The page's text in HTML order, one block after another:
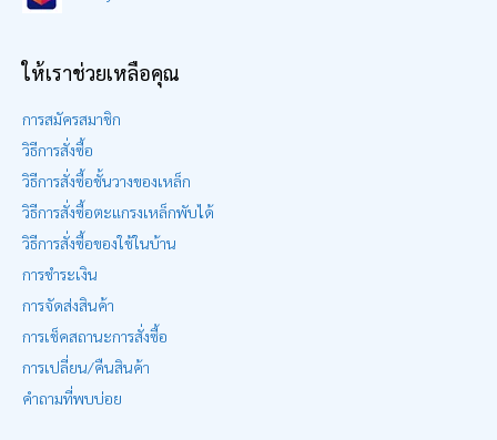
ให้เราช่วยเหลือคุณ
การสมัครสมาชิก
วิธีการสั่งซื้อ
วิธีการสั่งซื้อชั้นวางของเหล็ก
วิธีการสั่งซื้อตะแกรงเหล็กพับได้
วิธีการสั่งซื้อของใช้ในบ้าน
การชำระเงิน
การจัดส่งสินค้า
การเช็คสถานะการสั่งซื้อ
การเปลี่ยน/คืนสินค้า
คำถามที่พบบ่อย